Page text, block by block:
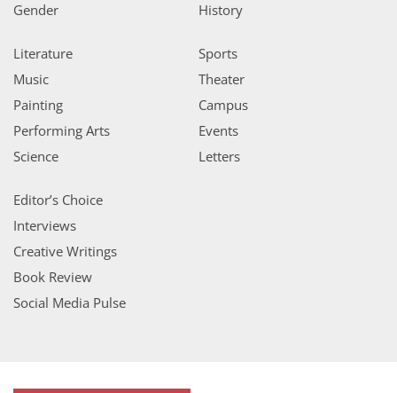
Gender
History
Literature
Music
Painting
Performing Arts
Science
Sports
Theater
Campus
Events
Letters
Editor’s Choice
Interviews
Creative Writings
Book Review
Social Media Pulse